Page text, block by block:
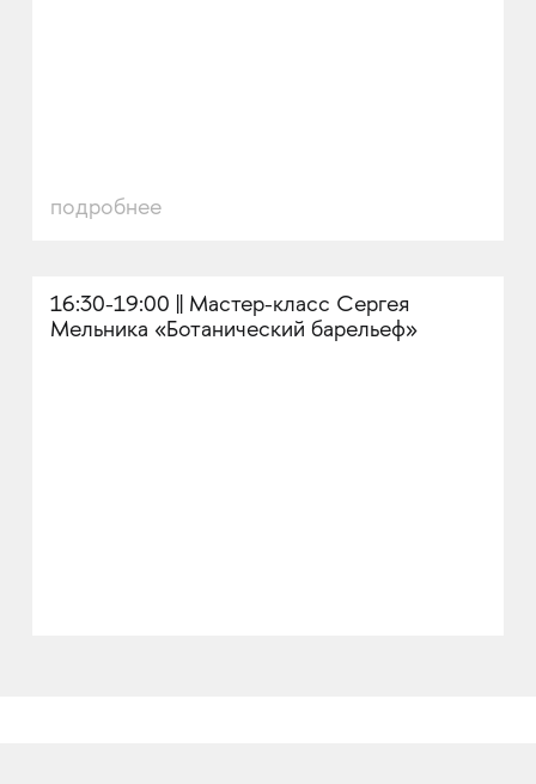
подробнее
16:30-19:00 || Мастер-класс Сергея
Мельника «Ботанический барельеф»